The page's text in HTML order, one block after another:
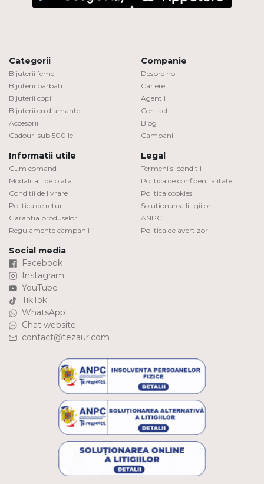
Categorii
Bijuterii femei
Bijuterii barbati
Bijuterii copii
Bijuterii cu diamante
Accesorii
Cadouri sub 500 lei
Companie
Despre noi
Cariere
Agentii
Contact
Blog
Campanii
Informatii utile
Cum comand
Modalitati de plata
Conditii de livrare
Politica de retur
Garantia produselor
Regulamente campanii
Legal
Termeni si conditii
Politica de confidentialitate
Politica cookies
Solutionarea litigiilor
ANPC
Politica de avertizori
Social media
Facebook
Instagram
YouTube
TikTok
WhatsApp
Chat website
contact@tezaur.com